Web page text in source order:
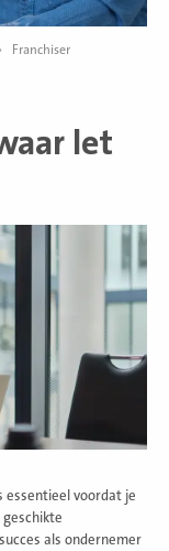
Franchiser
let
essentieel voordat je
geschikte
als ondernemer